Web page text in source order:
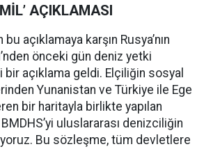
AÇIKLAMASI
bu açıklamaya karşın Rusya’nın
önceki gün deniz yetki
bir açıklama geldi. Elçiliğin sosyal
Yunanistan ve Türkiye ile Ege
bir haritayla birlikte yapılan
uluslararası denizciliğin
Bu sözleşme, tüm devletlere